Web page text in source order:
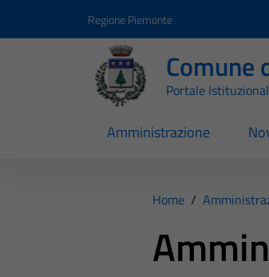
Regione Piemonte
Comune
Portale
Amministrazione
Home /